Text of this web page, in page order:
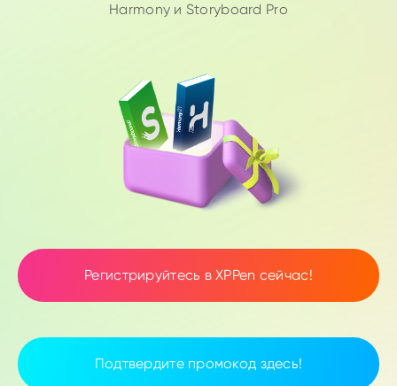
Harmony и Storyboard Pro
Регистрируйтесь в XPPen сейчас!
Подтвердите промокод здесь!